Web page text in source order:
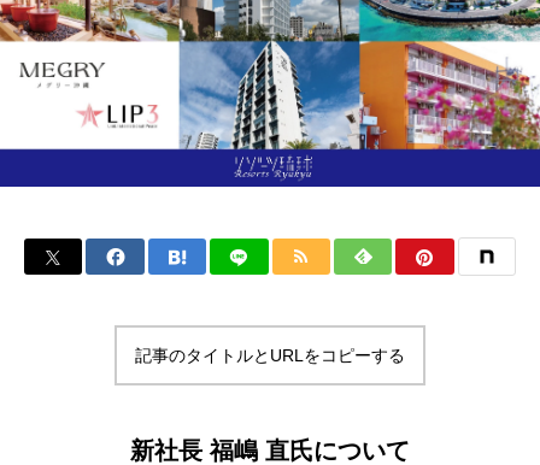
記事のタイトルとURLをコピーする
新社長 福嶋 直氏について